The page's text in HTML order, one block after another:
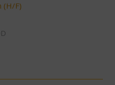
(H/F)